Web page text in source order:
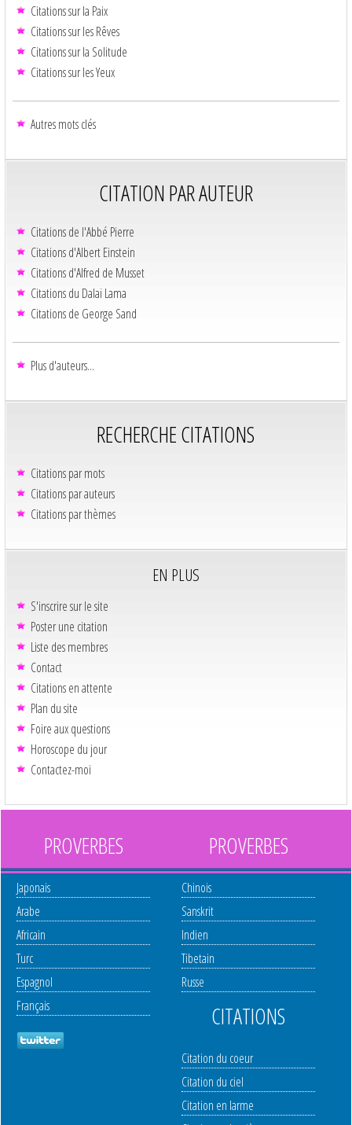
Citations sur la Paix
Citations sur les Rêves
Citations sur la Solitude
Citations sur les Yeux
Autres mots clés
CITATION PAR AUTEUR
Citations de l'Abbé Pierre
Citations d'Albert Einstein
Citations d'Alfred de Musset
Citations du Dalaï Lama
Citations de George Sand
Plus d'auteurs...
RECHERCHE CITATIONS
Citations par mots
Citations par auteurs
Citations par thèmes
EN PLUS
S'inscrire sur le site
Poster une citation
Liste des membres
Contact
Citations en attente
Plan du site
Foire aux questions
Horoscope du jour
Contactez-moi
PROVERBES
Japonais
Arabe
Africain
Turc
Espagnol
Français
PROVERBES
Chinois
Sanskrit
Indien
Tibetain
Russe
CITATIONS
Citation du coeur
Citation du ciel
Citation en larme